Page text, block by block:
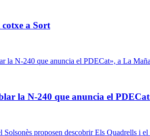
a Sort
la N-240 que anuncia el